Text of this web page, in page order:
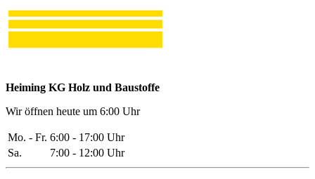
Heiming KG Holz und Baustoffe
Wir öffnen heute um 6:00 Uhr
Mo. - Fr. 6:00 - 17:00 Uhr
Sa.
7:00 - 12:00 Uhr